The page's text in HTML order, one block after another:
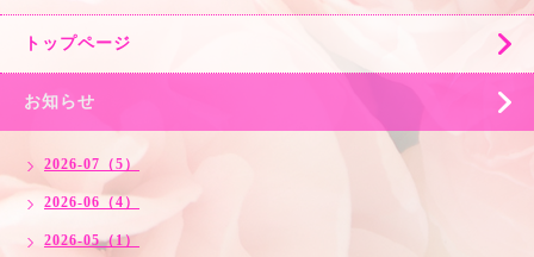
トップページ
お知らせ
2026-07（5）
2026-06（4）
2026-05（1）